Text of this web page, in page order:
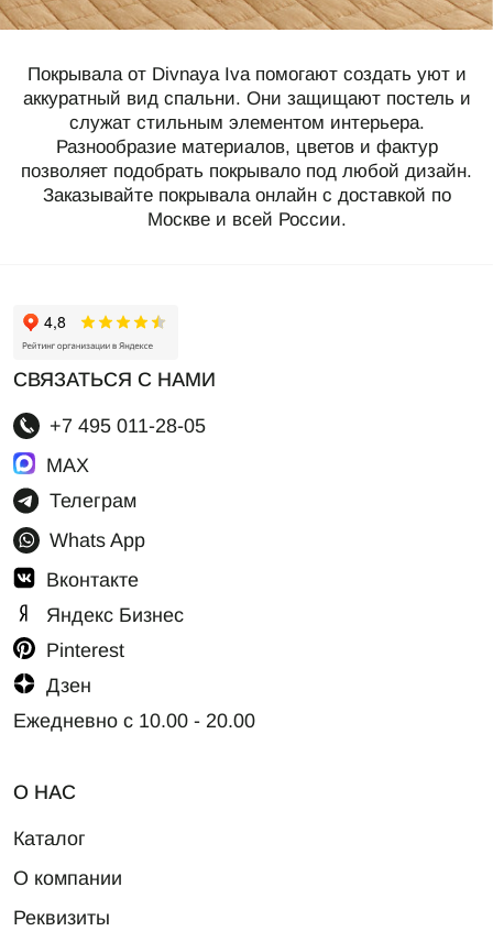
Покрывала от Divnaya Iva помогают создать уют и
аккуратный вид спальни. Они защищают постель и
служат стильным элементом интерьера.
Разнообразие материалов, цветов и фактур
позволяет подобрать покрывало под любой дизайн.
Заказывайте покрывала онлайн с доставкой по
Москве и всей России.
О НАС
Каталог
О компании
Реквизиты
СВЯЗАТЬСЯ С НАМИ
+7 495 011-28-05
MAX
Телеграм
Whats App
Вконтакте
Яндекс Бизнес
Pinterest
Дзен
Ежедневно с 10.00 - 20.00
О компании
Магазины
Доставка
Обмен и возврат
B2B
Полезные статьи
КОНТАКТЫ
СВЯЗАТЬСЯ С НАМИ
Whats App